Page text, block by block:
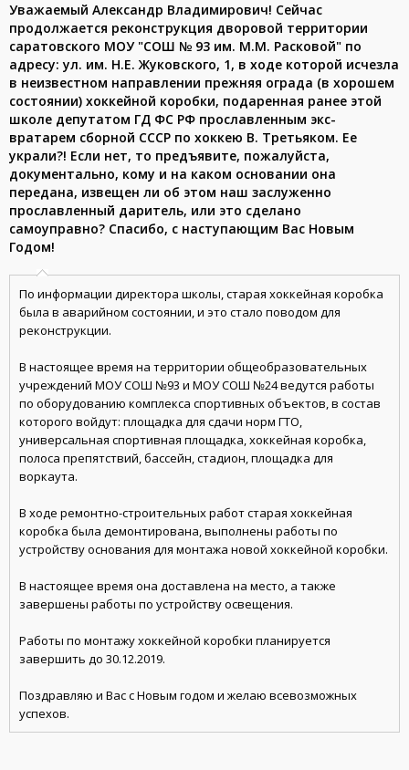
Уважаемый Александр Владимирович! Сейчас
продолжается реконструкция дворовой территории
саратовского МОУ "СОШ № 93 им. М.М. Расковой" по
адресу: ул. им. Н.Е. Жуковского, 1, в ходе которой исчезла
в неизвестном направлении прежняя ограда (в хорошем
состоянии) хоккейной коробки, подаренная ранее этой
школе депутатом ГД ФС РФ прославленным экс-
вратарем сборной СССР по хоккею В. Третьяком. Ее
украли?! Если нет, то предъявите, пожалуйста,
документально, кому и на каком основании она
передана, извещен ли об этом наш заслуженно
прославленный даритель, или это сделано
самоуправно? Спасибо, с наступающим Вас Новым
Годом!
По информации директора школы, старая хоккейная коробка
была в аварийном состоянии, и это стало поводом для
реконструкции.
В настоящее время на территории общеобразовательных
учреждений МОУ СОШ №93 и МОУ СОШ №24 ведутся работы
по оборудованию комплекса спортивных объектов, в состав
которого войдут: площадка для сдачи норм ГТО,
универсальная спортивная площадка, хоккейная коробка,
полоса препятствий, бассейн, стадион, площадка для
воркаута.
В ходе ремонтно-строительных работ старая хоккейная
коробка была демонтирована, выполнены работы по
устройству основания для монтажа новой хоккейной коробки.
В настоящее время она доставлена на место, а также
завершены работы по устройству освещения.
Работы по монтажу хоккейной коробки планируется
завершить до 30.12.2019.
Поздравляю и Вас с Новым годом и желаю всевозможных
успехов.